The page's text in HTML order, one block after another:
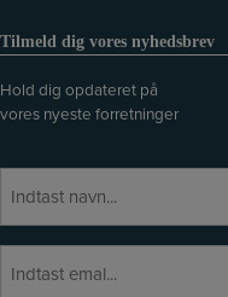
Tilmeld dig vores nyhedsbrev
Hold dig opdateret på
vores nyeste forretninger
v
E